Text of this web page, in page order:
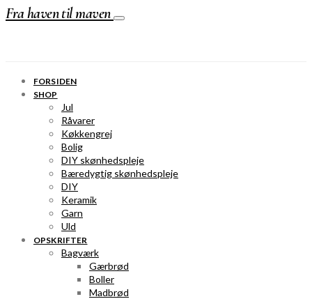
Fra haven til maven
FORSIDEN
SHOP
Jul
Råvarer
Køkkengrej
Bolig
DIY skønhedspleje
Bæredygtig skønhedspleje
DIY
Keramik
Garn
Uld
OPSKRIFTER
Bagværk
Gærbrød
Boller
Madbrød